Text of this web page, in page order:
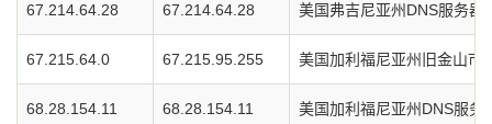
67.214.64.28 67.214.64.28 美国弗吉尼亚州DNS服务器
67.215.64.0 67.215.95.255 美国加利福尼亚州旧金山市
68.28.154.11 68.28.154.11 美国加利福尼亚州DNS服务